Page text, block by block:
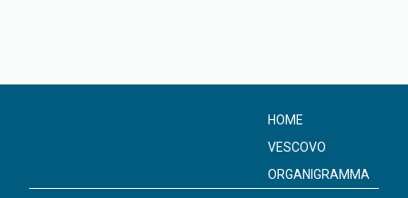
HOME
VESCOVO
ORGANIGRAMMA